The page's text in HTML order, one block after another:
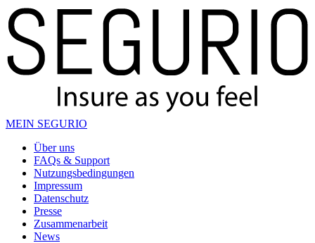
MEIN SEGURIO
Über uns
FAQs & Support
Nutzungsbedingungen
Impressum
Datenschutz
Presse
Zusammenarbeit
News